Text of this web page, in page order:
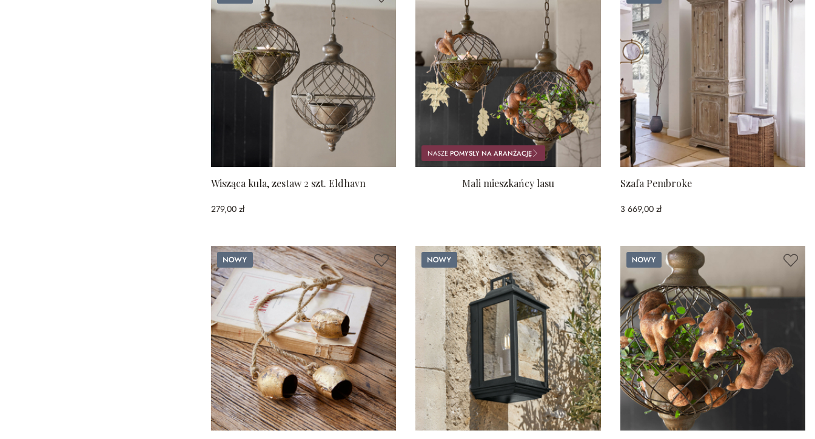
Wisząca kula, zestaw 2 szt. Eldhavn
279,00 zł
NASZEPOMYSŁY NA ARANŻACJĘ
Mali mieszkańcy lasu Szafa Pembroke
3 669,00 zł
Nowy Nowy Nowy